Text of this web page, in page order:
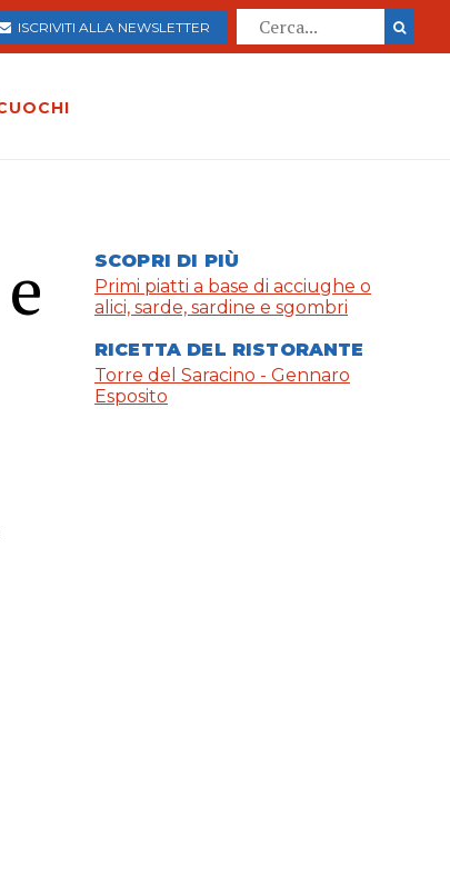
ISCRIVITI ALLA NEWSLETTER
SCOPRI DI PIÙ
Primi piatti a base di acciughe o
alici, sarde, sardine e sgombri
RICETTA DEL RISTORANTE
Torre del Saracino - Gennaro
Esposito